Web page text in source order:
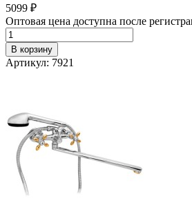
5099 ₽
Оптовая цена доступна после
В корзину
Артикул: 7921